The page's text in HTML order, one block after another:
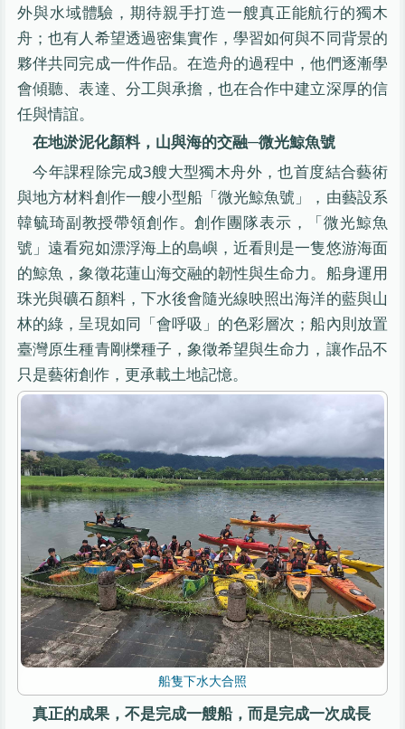
外與水域體驗，期待親手打造一艘真正能航行的獨木
舟；也有人希望透過密集實作，學習如何與不同背景的
夥伴共同完成一件作品。在造舟的過程中，他們逐漸學
會傾聽、表達、分工與承擔，也在合作中建立深厚的信
任與情誼。
在地淤泥化顏料，山與海的交融─微光鯨魚號
今年課程除完成3艘大型獨木舟外，也首度結合藝術
與地方材料創作一艘小型船「微光鯨魚號」，由藝設系
韓毓琦副教授帶領創作。創作團隊表示，「微光鯨魚
號」遠看宛如漂浮海上的島嶼，近看則是一隻悠游海面
的鯨魚，象徵花蓮山海交融的韌性與生命力。船身運用
珠光與礦石顏料，下水後會隨光線映照出海洋的藍與山
林的綠，呈現如同「會呼吸」的色彩層次；船內則放置
臺灣原生種青剛櫟種子，象徵希望與生命力，讓作品不
只是藝術創作，更承載土地記憶。
船隻下水大合照
真正的成果，不是完成一艘船，而是完成一次成長